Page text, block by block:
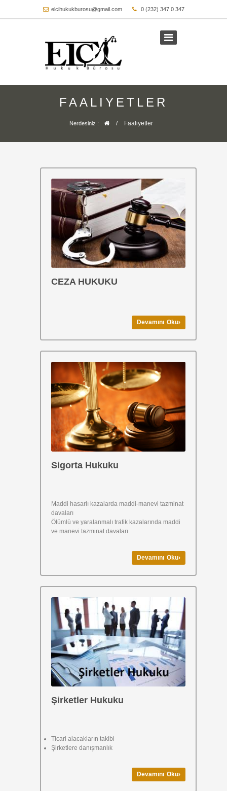
elcihukukburosu@gmail.com 0 (232) 347 0 347
FAALIYETLER
Nerdesiniz : / Faaliyetler
CEZA HUKUKU
Devamını Oku›
Sigorta Hukuku
Maddi hasarlı kazalarda maddi-manevi tazminat
davaları
Ölümlü ve yaralanmalı trafik kazalarında maddi
ve manevi tazminat davaları
Devamını Oku›
Şirketler Hukuku
Ticari alacakların takibi
Şirketlere danışmanlık
Devamını Oku›